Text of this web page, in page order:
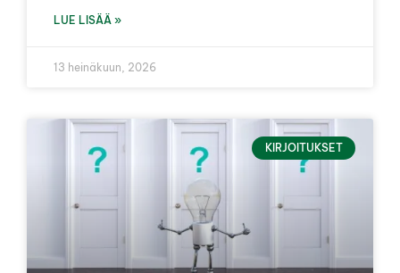
LUE LISÄÄ »
13 heinäkuun, 2026
KIRJOITUKSET